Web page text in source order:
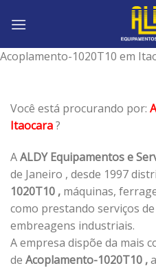
Acoplamento-1020T10 em
Você está procurando por:
Itaocara?
AALDY Equipamentos e
de Janeiro , desde 1997
1020T10 , máquinas,
como prestando serviços
embreagens industriais.
A empresa dispõe da mais
de Acoplamento-1020T10 ,